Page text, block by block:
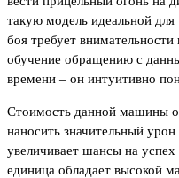
такую модель идеальной
боя требует
обучение обращению с
времени – он интуитивно
Стоимость данной машины
наносить значительный
увеличивает шансы на
единица обладает высокой